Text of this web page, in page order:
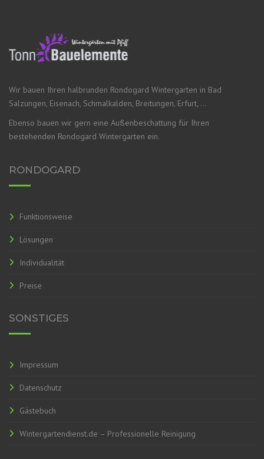
Wir bauen Ihren halbrunden Rondogard Wintergarten in Bad
Salzungen, Eisenach, Schmalkalden, Breitungen, Erfurt, …
Ebenso bauen wir gern eine Außenbeschattung für Ihren
bestehenden Rondogard Wintergarten ein.
RONDOGARD
Funktionsweise
Lösungen
Individualität
Preise
SONSTIGES
Impressum
Datenschutz
Gästebuch
Wintergartendienst.de – Professionelle Reinigung